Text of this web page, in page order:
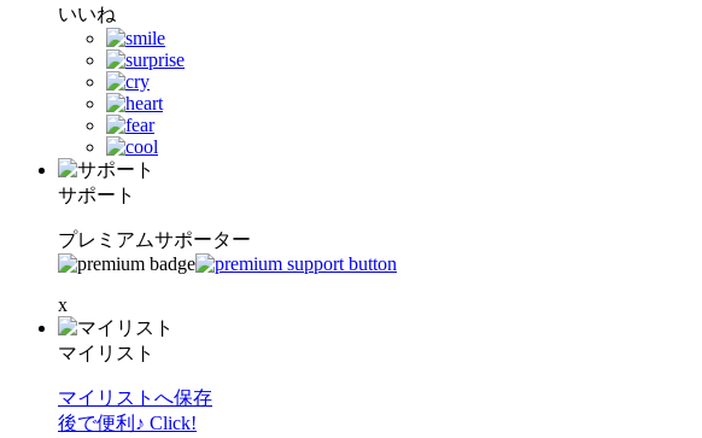
いいね
サポート
プレミアムサポーター
x
マイリスト
マイリストへ保存
後で便利♪ Click!